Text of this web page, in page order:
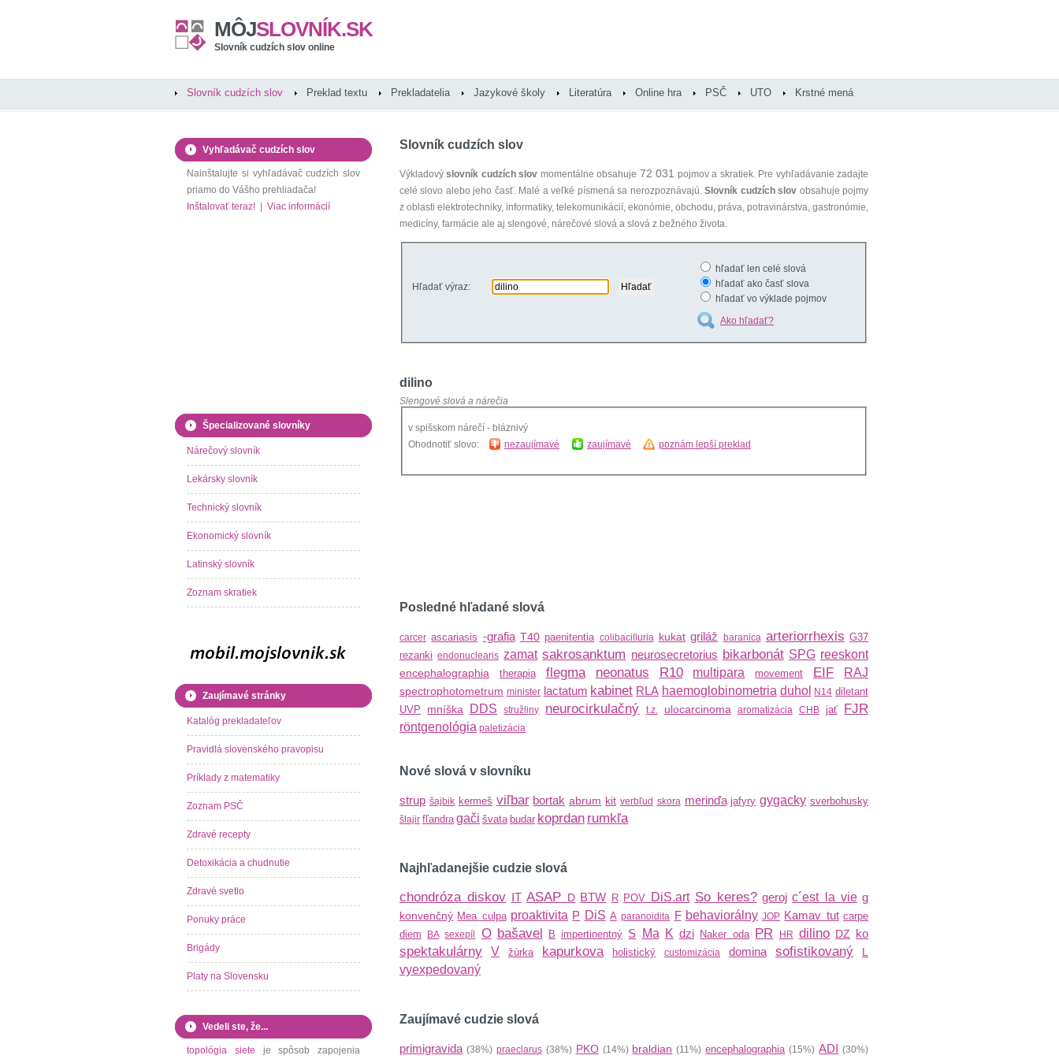
MÔJSLOVNÍK.SK
Slovník cudzích slov online
Slovník cudzích slov Preklad textu Prekladatelia Jazykové školy Literatúra Online hra PSČ UTO Krstné mená
Slovník cudzích slov
Výkladovýslovník cudzích slov momentálne obsahuje 72 031 pojmov a skratiek. Pre vyhľadávanie zadajte
celé slovo alebo jeho časť. Malé a veľké písmená sa nerozpoznávajú.Slovník cudzích slov obsahuje pojmy
z oblasti elektrotechniky, informatiky, telekomunikácií, ekonómie, obchodu, práva, potravinárstva, gastronómie,
medicíny, farmácie ale aj slengové, nárečové slová a slová z bežného života.
Hľadať výraz:
hľadať len celé slová
hľadať ako časť slova
hľadať vo výklade pojmov
Ako hľadať?
dilino
Slengové slová a nárečia
v spišskom nárečí - bláznivý
Ohodnotiť slovo:
nezaujímavé zaujímavé poznám lepší preklad
Posledné hľadané slová
carcer ascariasis -grafia T40 paenitentia colibacilluria kukat griláž baranica arteriorrhexis G37
rezanki endonuclearis zamat sakrosanktum neurosecretorius bikarbonát SPG reeskont
encephalographia therapia flegma neonatus R10 multipara movement EIF RAJ
spectrophotometrum minister lactatum kabinet RLA haemoglobinometria duhol N14 diletant
UVP
mníška DDS stružliny neurocirkulačný t.z. ulocarcinoma aromatizácia CHB jať FJR
röntgenológia paletizácia
Nové slová v slovníku
strup šajbik kermeš viľbar bortak abrum kit verbľud skora merinďa jafyry gygacky sverbohusky
šlajir fľandra gači švata budar koprdan rumkľa
Najhľadanejšie cudzie slová
chondróza diskov IT ASAP D BTW R POV DiS.art So keres? geroj c´est la vie g
konvenčný Mea culpa proaktivita P DiS A paranoidita F behaviorálny JOP Kamav tut carpe
diem
BA sexepíl O bašavel B impertinentný S Ma K dzi Naker oda PR HR dilino DZ ko
spektakulárny V žúrka kapurkova holistický customizácia domina sofistikovaný L
vyexpedovaný
Zaujímavé cudzie slová
primigravida(38%) praeclarus(38%) PKO(14%) braldian (11%)encephalographia(15%)ADI (30%)
Vyhľadávač cudzích slov
Nainštalujte si vyhľadávač cudzích slov
priamo do Vášho prehliadača!
Inštalovať teraz!
Viac informácií
Špecializované slovníky
Nárečový slovník
Lekársky slovník
Technický slovník
Ekonomický slovník
Latinský slovník
Zoznam skratiek
Zaujímavé stránky
Katalóg prekladateľov
Pravidlá slovenského pravopisu
Príklady z matematiky
Zoznam PSČ
Zdravé recepty
Detoxikácia a chudnutie
Zdravé svetlo
Ponuky práce
Brigády
Platy na Slovensku
Vedeli ste, že...
topológia siete je spôsob zapojenia